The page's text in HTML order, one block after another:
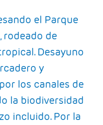
el Parque
rodeado de
Desayuno
y
los canales de
la biodiversidad
incluido. Por la